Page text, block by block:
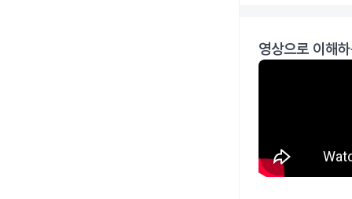
영상으로 이해